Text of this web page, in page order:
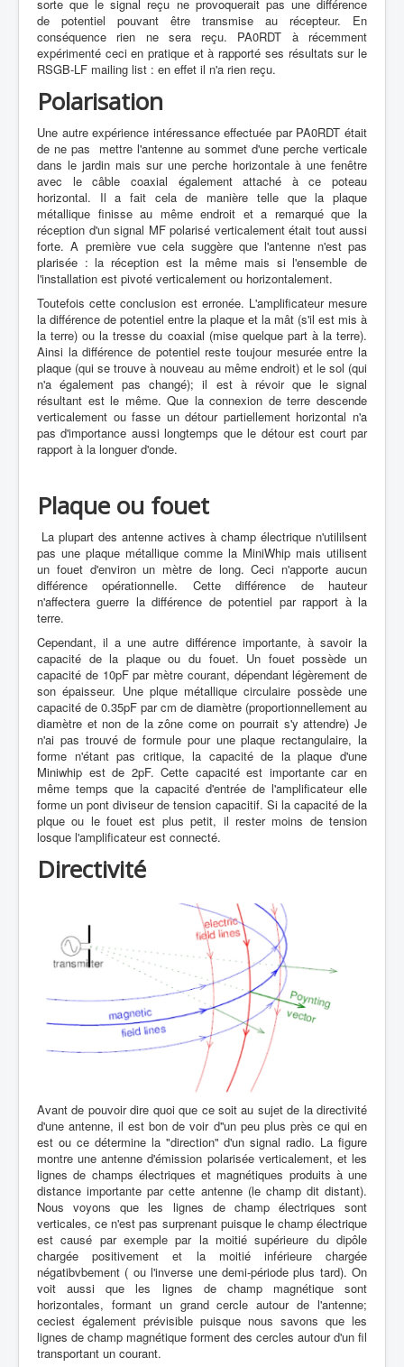
sorte que le signal reçu ne provoquerait pas une différence
de potentiel pouvant être transmise au récepteur. En
conséquence rien ne sera reçu. PA0RDT à récemment
expérimenté ceci en pratique et à rapporté ses résultats sur le
RSGB-LF mailing list : en effet il n'a rien reçu.
Polarisation
Une autre expérience intéressance effectuée par PA0RDT était
de ne pas mettre l'antenne au sommet d'une perche verticale
dans le jardin mais sur une perche horizontale à une fenêtre
avec le câble coaxial également attaché à ce poteau
horizontal. Il a fait cela de manière telle que la plaque
métallique finisse au même endroit et a remarqué que la
réception d'un signal MF polarisé verticalement était tout aussi
forte. A première vue cela suggère que l'antenne n'est pas
plarisée : la réception est la même mais si l'ensemble de
l'installation est pivoté verticalement ou horizontalement.
Toutefois cette conclusion est erronée. L'amplificateur mesure
la différence de potentiel entre la plaque et la mât (s'il est mis à
la terre) ou la tresse du coaxial (mise quelque part à la terre).
Ainsi la différence de potentiel reste toujour mesurée entre la
plaque (qui se trouve à nouveau au même endroit) et le sol (qui
n'a également pas changé); il est à révoir que le signal
résultant est le même. Que la connexion de terre descende
verticalement ou fasse un détour partiellement horizontal n'a
pas d'importance aussi longtemps que le détour est court par
rapport à la longuer d'onde.
Plaque ou fouet
La plupart des antenne actives à champ électrique n'utililsent
pas une plaque métallique comme la MiniWhip mais utilisent
un fouet d'environ un mètre de long. Ceci n'apporte aucun
différence opérationnelle. Cette différence de hauteur
n'affectera guerre la différence de potentiel par rapport à la
terre.
Cependant, il a une autre différence importante, à savoir la
capacité de la plaque ou du fouet. Un fouet possède un
capacité de 10pF par mètre courant, dépendant légèrement de
son épaisseur. Une plque métallique circulaire possède une
capacité de 0.35pF par cm de diamètre (proportionnellement au
diamètre et non de la zône come on pourrait s'y attendre) Je
n'ai pas trouvé de formule pour une plaque rectangulaire, la
forme n'étant pas critique, la capacité de la plaque d'une
Miniwhip est de 2pF. Cette capacité est importante car en
même temps que la capacité d'entrée de l'amplificateur elle
forme un pont diviseur de tension capacitif. Si la capacité de la
plque ou le fouet est plus petit, il rester moins de tension
losque l'amplificateur est connecté.
Directivité
Avant de pouvoir dire quoi que ce soit au sujet de la directivité
d'une antenne, il est bon de voir d''un peu plus près ce qui en
est ou ce détermine la "direction" d'un signal radio. La figure
montre une antenne d'émission polarisée verticalement, et les
lignes de champs électriques et magnétiques produits à une
distance importante par cette antenne (le champ dit distant).
Nous voyons que les lignes de champ électriques sont
verticales, ce n'est pas surprenant puisque le champ électrique
est causé par exemple par la moitié supérieure du dipôle
chargée positivement et la moitié inférieure chargée
négatibvbement ( ou l'inverse une demi-période plus tard). On
voit aussi que les lignes de champ magnétique sont
horizontales, formant un grand cercle autour de l'antenne;
ceciest également prévisible puisque nous savons que les
lignes de champ magnétique forment des cercles autour d'un fil
transportant un courant.